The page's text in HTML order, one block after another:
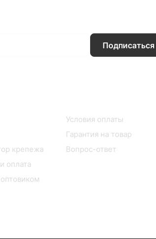
Подписаться
крепежа
оплата
Условия оплаты
Гарантия на товар
Вопрос-ответ